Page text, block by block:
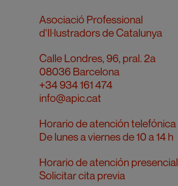
Asociació Professional
d'Il·lustradors de Catalunya
Calle Londres, 96, pral. 2a
08036 Barcelona
+34 934 161 474
info@apic.cat
Horario de atención telefónica
De lunes a viernes de 10 a 14 h
Horario de atención presencial
Solicitar cita previa